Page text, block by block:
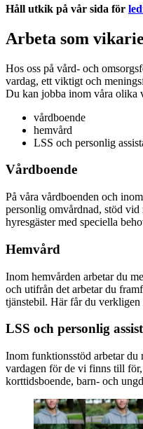
Håll utkik på vår sida för
Arbeta som
Hos oss på vård- och
vardag, ett viktigt och
Du kan jobba inom våra olika
vårdboende
hemvård
LSS och personlig
Vårdboende
På våra vårdboenden och
personlig omvårdnad, stöd vid
hyresgäster med speciella
Hemvård
Inom hemvården arbetar du
och utifrån det arbetar du
tjänstebil. Här får du verkligen
LSS och personlig
Inom funktionsstöd arbetar du
vardagen för de vi finns till
korttidsboende, barn- och